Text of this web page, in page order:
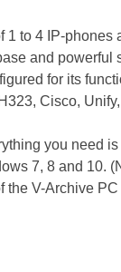
1 to 4 IP-phones
and powerful
for its
Cisco,
you need
7, 8 and 10.
the V-Archive